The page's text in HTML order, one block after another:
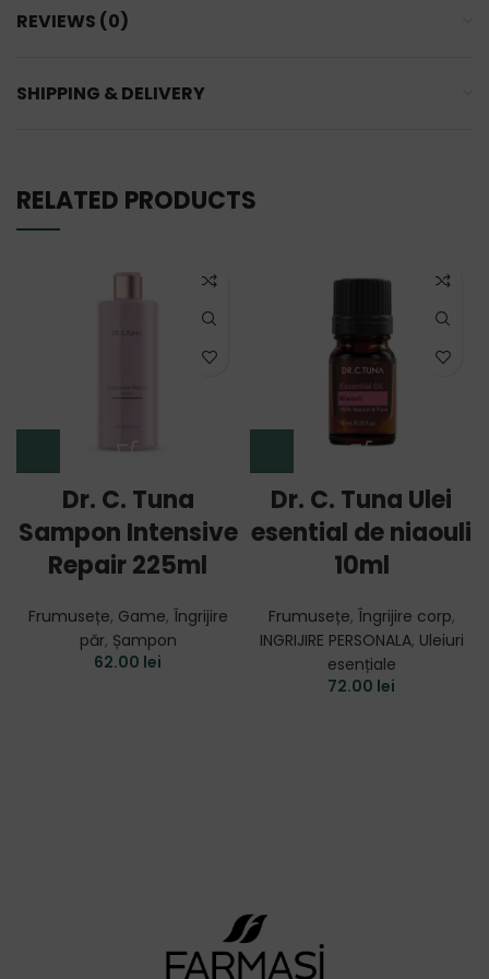
REVIEWS (0)
SHIPPING & DELIVERY
RELATED PRODUCTS
Dr. C. Tuna
Sampon Intensive
Repair 225ml
Frumusețe, Game, Îngrijire
păr, Șampon
62.00 lei
Dr. C. Tuna Ulei
esential de niaouli
10ml
Frumusețe, Îngrijire corp,
INGRIJIRE PERSONALA, Uleiuri
esențiale
72.00 lei